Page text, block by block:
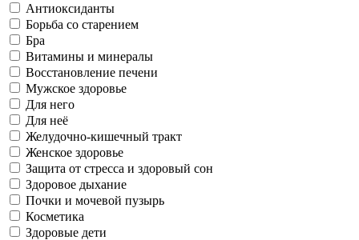
Антиоксиданты
Борьба со старением
Бра
Витамины и минералы
Восстановление печени
Мужское здоровье
Для него
Для неё
Желудочно-кишечный тракт
Женское здоровье
Защита от стресса и здоровый сон
Здоровое дыхание
Почки и мочевой пузырь
Косметика
Здоровые дети